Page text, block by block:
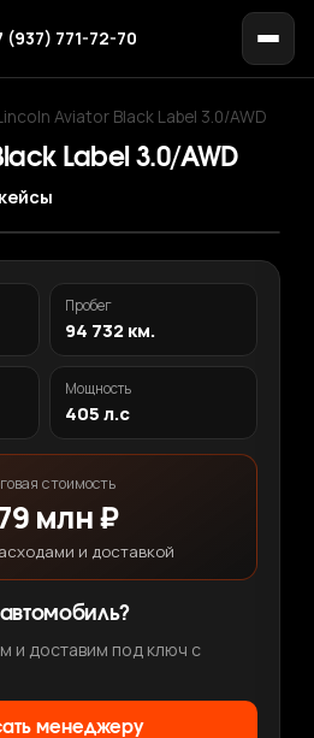
(937) 771-72-70
Aviator Black Label 3.0/AWD
Label 3.0/AWD
›
1/ 12
Пробег
94 732 км.
Мощность
405 л.с
стоимость
млн ₽
и доставкой
и доставим под ключ с
менеджеру